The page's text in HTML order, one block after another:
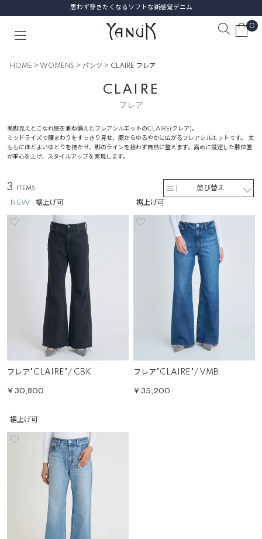
思わず穿きたくなるソフトな新感覚デニム
0
HOME WOMENS パンツ CLAIRE フレア
CLAIRE
フレア
美脚見えとこなれ感を兼ね備えたフレアシルエットのCLAIRE(クレア)。
ミッドライズで腰まわりをすっきり見せ、膝からゆるやかに広がるフレアシルエットです。 太
ももにほどよいゆとりを持たせ、脚のラインを拾わず自然に整えます。高めに設定した膝位置
が重心を上げ、スタイルアップを実現します。
並び替え
3
フレア"CLAIRE"/ CBK
NEW 裾上げ可
¥ 30,800
フレア"CLAIRE"/ VMB
裾上げ可
¥ 35,200
裾上げ可